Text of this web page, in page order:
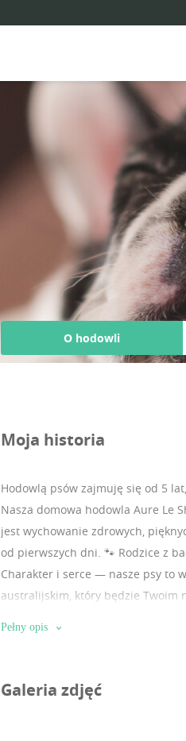
O hodowli
Moja historia
Hodowlą psów zajmuję się od 5
Nasza domowa hodowla Aure Le
jest wychowanie zdrowych,
od pierwszych dni. 🐾 Rodzice z
Charakter i serce — nasze psy to
australijskim, który będzie Twoim
Pełny opis
Galeria zdjęć